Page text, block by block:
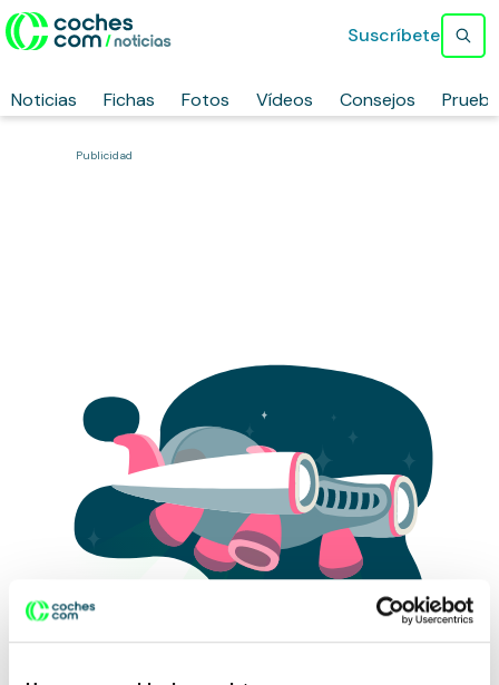
Noticias Fichas Fotos Vídeos Consejos
Suscríbete
Publicidad